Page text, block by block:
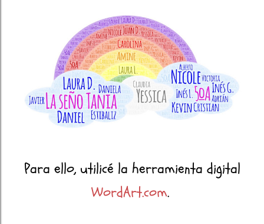
Para ello, utilicé la herramienta digital
WordArt.com.